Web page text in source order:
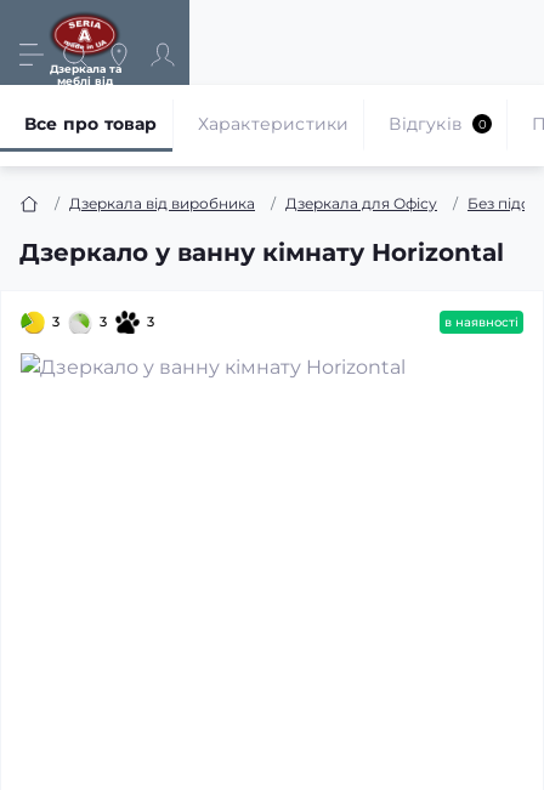
Дзеркала та
меблі від
Дзеркала від виробника Дзеркала для Офісу Без
Дзеркало у ванну кімнату Horizontal
Все про товар Характеристики Відгуків 0
3 3 3 в наявності